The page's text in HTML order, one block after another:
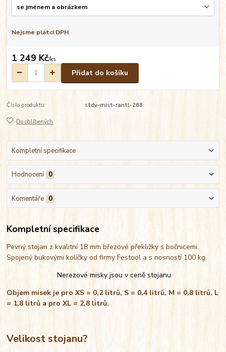
Nejsme plátci DPH
1 249 Kč/ks
Přidat do košíku
Číslo produktu: stdv-mist-rantl-268
Do oblíbených
Kompletní specifikace
Hodnocení 0
Komentáře 0
Kompletní specifikace
Pevný stojan z kvalitní 18 mm březové překližky s bočnicemi.
Spojený bukovými kolíčky od firmy Festool a s nosností 100 kg.
Nerezové misky jsou v ceně stojanu
Objem misek je pro XS = 0,2 litrů, S = 0,4 litrů, M = 0,8 litrů, L
= 1,8 litrů a pro XL = 2,8 litrů.
Velikost stojanu?